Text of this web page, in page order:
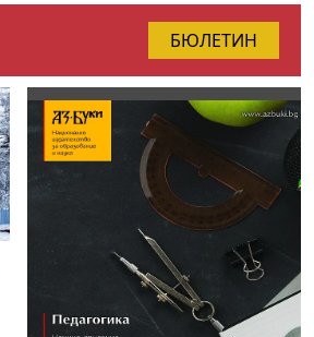
БЮЛЕТИН